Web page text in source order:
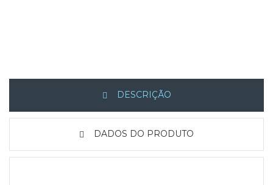
DESCRIÇÃO
DADOS DO PRODUTO